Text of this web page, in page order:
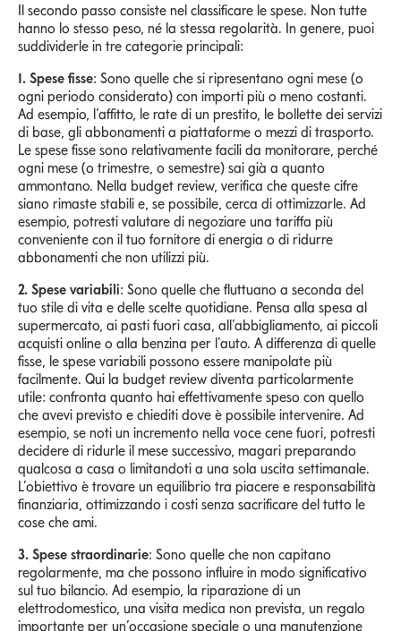
Il secondo passo consiste nel classificare le spese. Non tutte
hanno lo stesso peso, né la stessa regolarità. In genere, puoi
suddividerle in tre categorie principali:
1. Spese fisse: Sono quelle che si ripresentano ogni mese (o
ogni periodo considerato) con importi più o meno costanti.
Ad esempio, l’affitto, le rate di un prestito, le bollette dei servizi
di base, gli abbonamenti a piattaforme o mezzi di trasporto.
Le spese fisse sono relativamente facili da monitorare, perché
ogni mese (o trimestre, o semestre) sai già a quanto
ammontano. Nella budget review, verifica che queste cifre
siano rimaste stabili e, se possibile, cerca di ottimizzarle. Ad
esempio, potresti valutare di negoziare una tariffa più
conveniente con il tuo fornitore di energia o di ridurre
abbonamenti che non utilizzi più.
2. Spese variabili: Sono quelle che fluttuano a seconda del
tuo stile di vita e delle scelte quotidiane. Pensa alla spesa al
supermercato, ai pasti fuori casa, all’abbigliamento, ai piccoli
acquisti online o alla benzina per l’auto. A differenza di quelle
fisse, le spese variabili possono essere manipolate più
facilmente. Qui la budget review diventa particolarmente
utile: confronta quanto hai effettivamente speso con quello
che avevi previsto e chiediti dove è possibile intervenire. Ad
esempio, se noti un incremento nella voce cene fuori, potresti
decidere di ridurle il mese successivo, magari preparando
qualcosa a casa o limitandoti a una sola uscita settimanale.
L’obiettivo è trovare un equilibrio tra piacere e responsabilità
finanziaria, ottimizzando i costi senza sacrificare del tutto le
cose che ami.
3. Spese straordinarie: Sono quelle che non capitano
regolarmente, ma che possono influire in modo significativo
sul tuo bilancio. Ad esempio, la riparazione di un
elettrodomestico, una visita medica non prevista, un regalo
importante per un’occasione speciale o una manutenzione